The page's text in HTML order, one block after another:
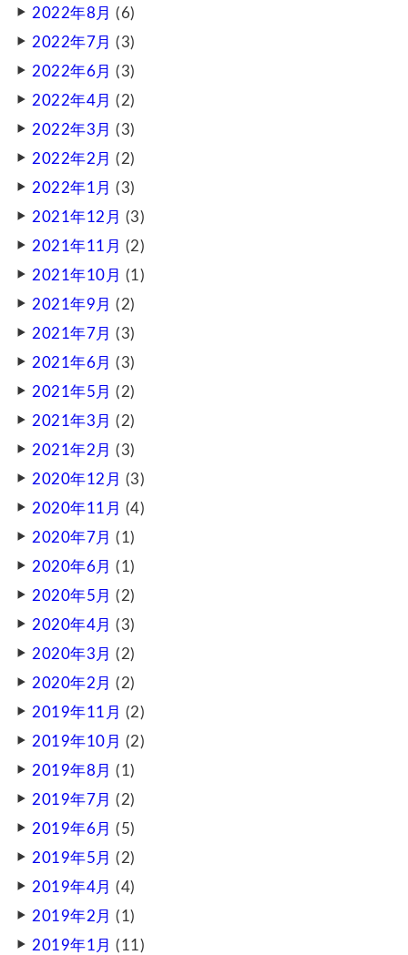
2022年8月 (6)
2022年7月 (3)
2022年6月 (3)
2022年4月 (2)
2022年3月 (3)
2022年2月 (2)
2022年1月 (3)
2021年12月 (3)
2021年11月 (2)
2021年10月 (1)
2021年9月 (2)
2021年7月 (3)
2021年6月 (3)
2021年5月 (2)
2021年3月 (2)
2021年2月 (3)
2020年12月 (3)
2020年11月 (4)
2020年7月 (1)
2020年6月 (1)
2020年5月 (2)
2020年4月 (3)
2020年3月 (2)
2020年2月 (2)
2019年11月 (2)
2019年10月 (2)
2019年8月 (1)
2019年7月 (2)
2019年6月 (5)
2019年5月 (2)
2019年4月 (4)
2019年2月 (1)
2019年1月 (11)